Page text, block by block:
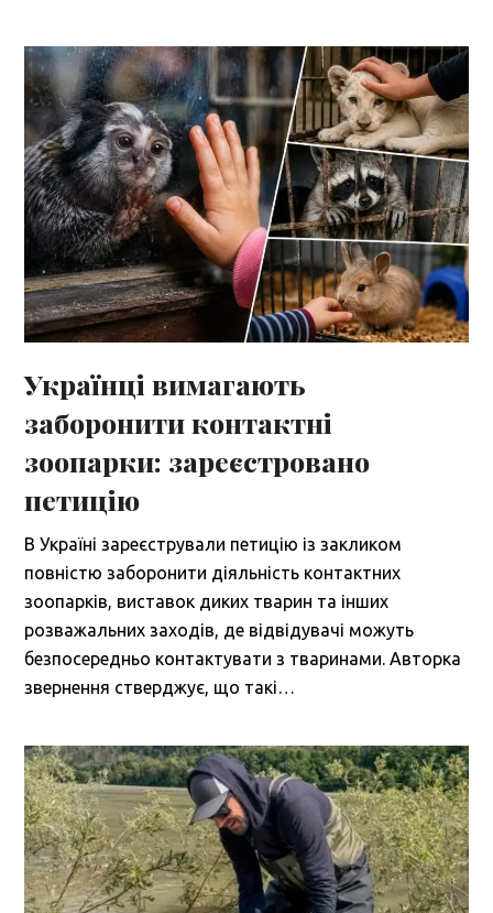
Українці вимагають
заборонити контактні
зоопарки: зареєстровано
петицію
В Україні зареєстрували петицію із закликом
повністю заборонити діяльність контактних
зоопарків, виставок диких тварин та інших
розважальних заходів, де відвідувачі можуть
безпосередньо контактувати з тваринами. Авторка
звернення стверджує, що такі…